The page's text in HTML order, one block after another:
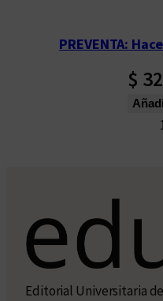
PREVENTA:
$
1
Editorial Universitaria